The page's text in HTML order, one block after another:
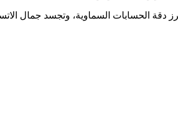
الحسابات السماوية، وتجسد جمال